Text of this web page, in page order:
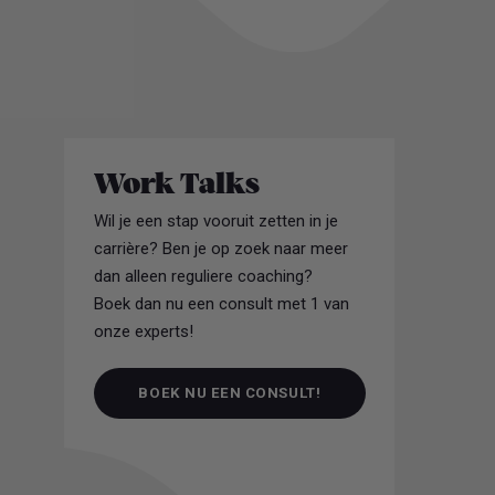
Work Talks
Wil je een stap vooruit zetten in je
carrière? Ben je op zoek naar meer
dan alleen reguliere coaching?
Boek dan nu een consult met 1 van
onze experts!
BOEK NU EEN CONSULT!